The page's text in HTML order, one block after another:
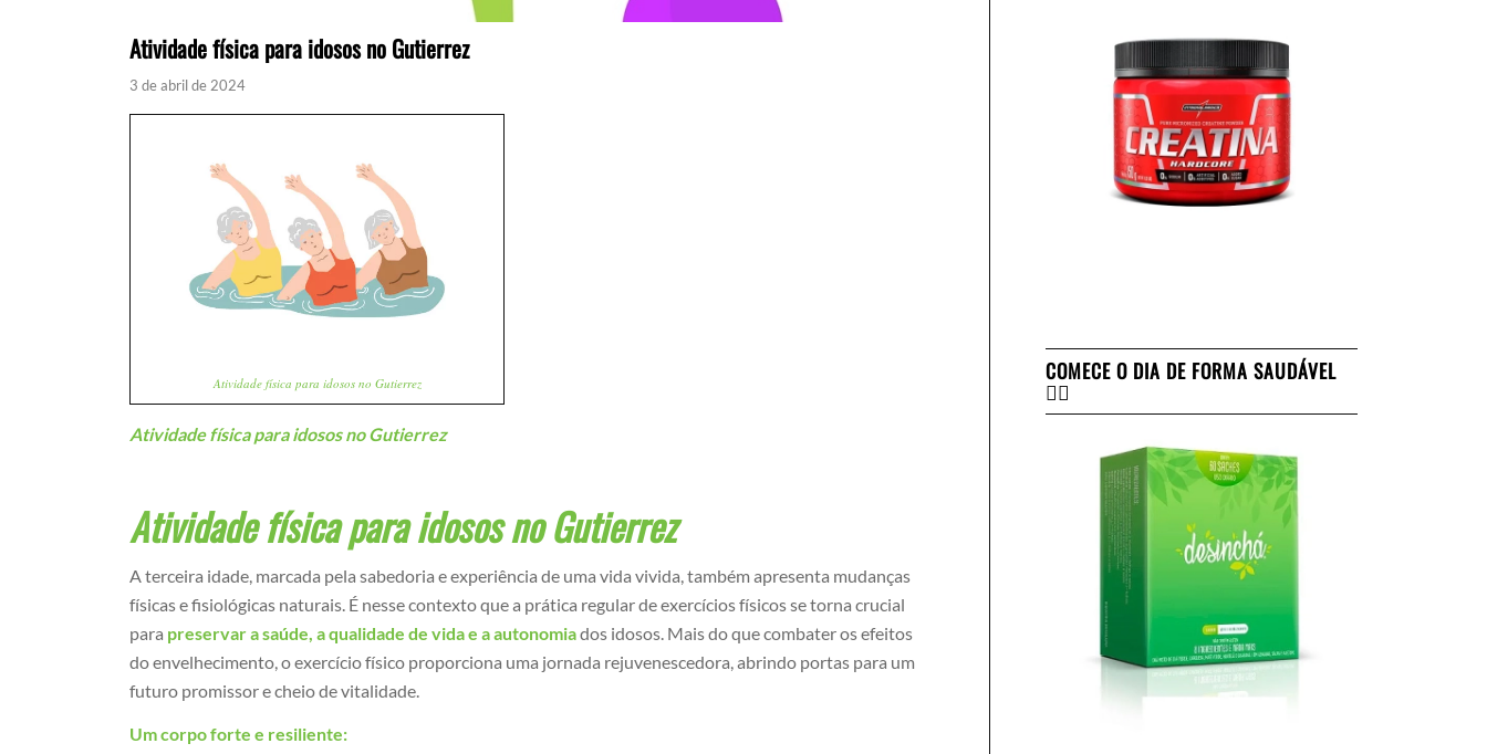
Atividade física para idosos no Gutierrez
3 de abril de 2024
Atividade física para idosos no Gutierrez
Atividade física para idosos no Gutierrez
Atividade física para idosos no Gutierrez
A terceira idade, marcada pela sabedoria e experiência de uma vida vivida, também apresenta mudanças
físicas e fisiológicas naturais. É nesse contexto que a prática regular de exercícios físicos se torna crucial
para preservar a saúde, a qualidade de vida e a autonomiados idosos. Mais do que combater os efeitos
do envelhecimento, o exercício físico proporciona uma jornada rejuvenescedora, abrindo portas para um
futuro promissor e cheio de vitalidade.
Um corpo forte e resiliente:
COMECE O DIA DE FORMA SAUDÁVEL
👇🏻